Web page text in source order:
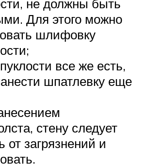
не должны быть
Для этого можно
шлифовку
все же есть,
шпатлевку еще
стену следует
от загрязнений и